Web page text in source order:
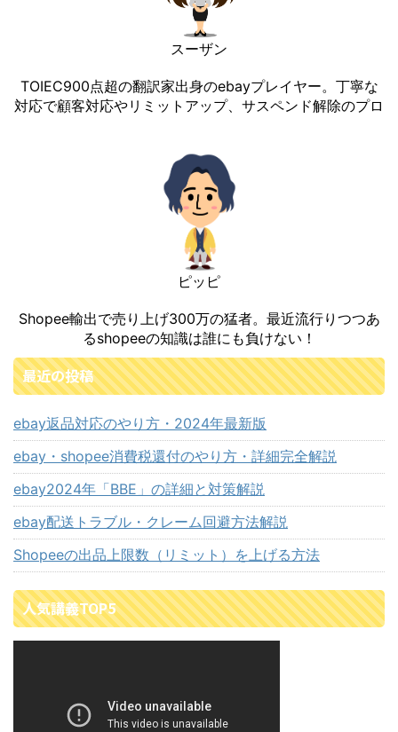
スーザン
TOIEC900点超の翻訳家出身のebayプレイヤー。丁寧な
対応で顧客対応やリミットアップ、サスペンド解除のプロ
ピッピ
Shopee輸出で売り上げ300万の猛者。最近流行りつつあ
るshopeeの知識は誰にも負けない！
最近の投稿
ebay返品対応のやり方・2024年最新版
ebay・shopee消費税還付のやり方・詳細完全解説
ebay2024年「BBE」の詳細と対策解説
ebay配送トラブル・クレーム回避方法解説
Shopeeの出品上限数（リミット）を上げる方法
人気講義TOP5